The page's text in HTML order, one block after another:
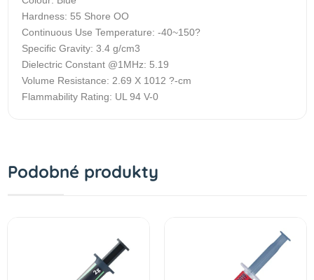
Hardness: 55 Shore OO
Continuous Use Temperature: -40~150?
Specific Gravity: 3.4 g/cm3
Dielectric Constant @1MHz: 5.19
Volume Resistance: 2.69 X 1012 ?-cm
Flammability Rating: UL 94 V-0
Podobné produkty